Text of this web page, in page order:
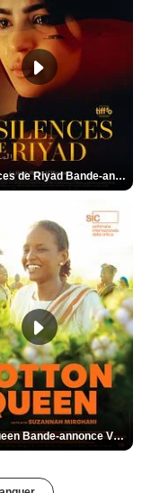
Les Silences de Riyad Bande-annonce VO STFR
Cotton Queen Bande-annonce VO STFR